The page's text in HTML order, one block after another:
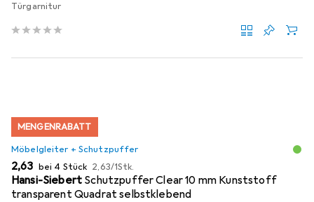
Türgarnitur
MENGENRABATT
Möbelgleiter + Schutzpuffer
EUR
2,63 bei 4 Stück EUR
2,63/1Stk.
Hansi-Siebert Schutzpuffer Clear 10 mm Kunststoff
transparent Quadrat selbstklebend